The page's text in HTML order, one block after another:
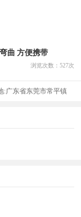
曲 方便携带
浏览次数： 527次
:广东省东莞市常平镇